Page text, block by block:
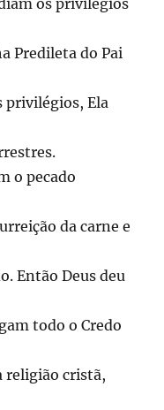
os privilégios
Predileta do Pai
privilégios, Ela
o pecado
da carne e
Então Deus deu
todo o Credo
religião cristã,